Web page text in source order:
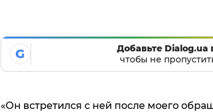
G
Добавьте Dialog.ua
чтобы не
«Он встретился с ней после моего